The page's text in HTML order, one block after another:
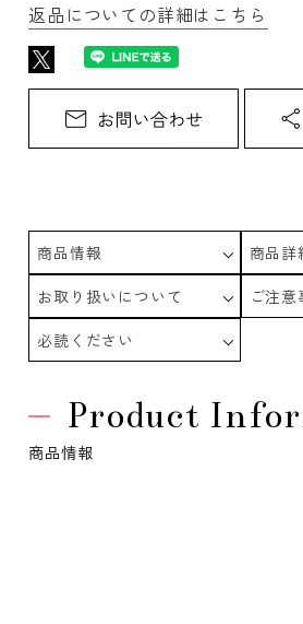
返品についての詳細はこちら
商品情報
商品詳
お取り扱いについて
ご注意
必読ください
Product
商品情報